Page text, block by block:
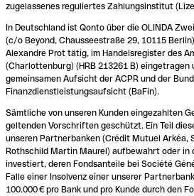
zugelassenes reguliertes Zahlungsinstitut
In Deutschland ist Qonto über die OLINDA
(c/o Beyond, Chausseestraße 29, 10115
Alexandre Prot tätig, im Handelsregister des
(Charlottenburg) (HRB 213261 B)
gemeinsamen Aufsicht der ACPR und der
Finanzdienstleistungsaufsicht (BaFin).
Sämtliche von unseren Kunden eingezahlten
geltenden Vorschriften geschützt. Ein Teil
unseren Partnerbanken (Crédit Mutuel Arkéa,
Rothschild Martin Maurel) aufbewahrt oder
investiert, deren Fondsanteile bei Société
Falle einer Insolvenz einer unserer
100.000 € pro Bank und pro Kunde durch den